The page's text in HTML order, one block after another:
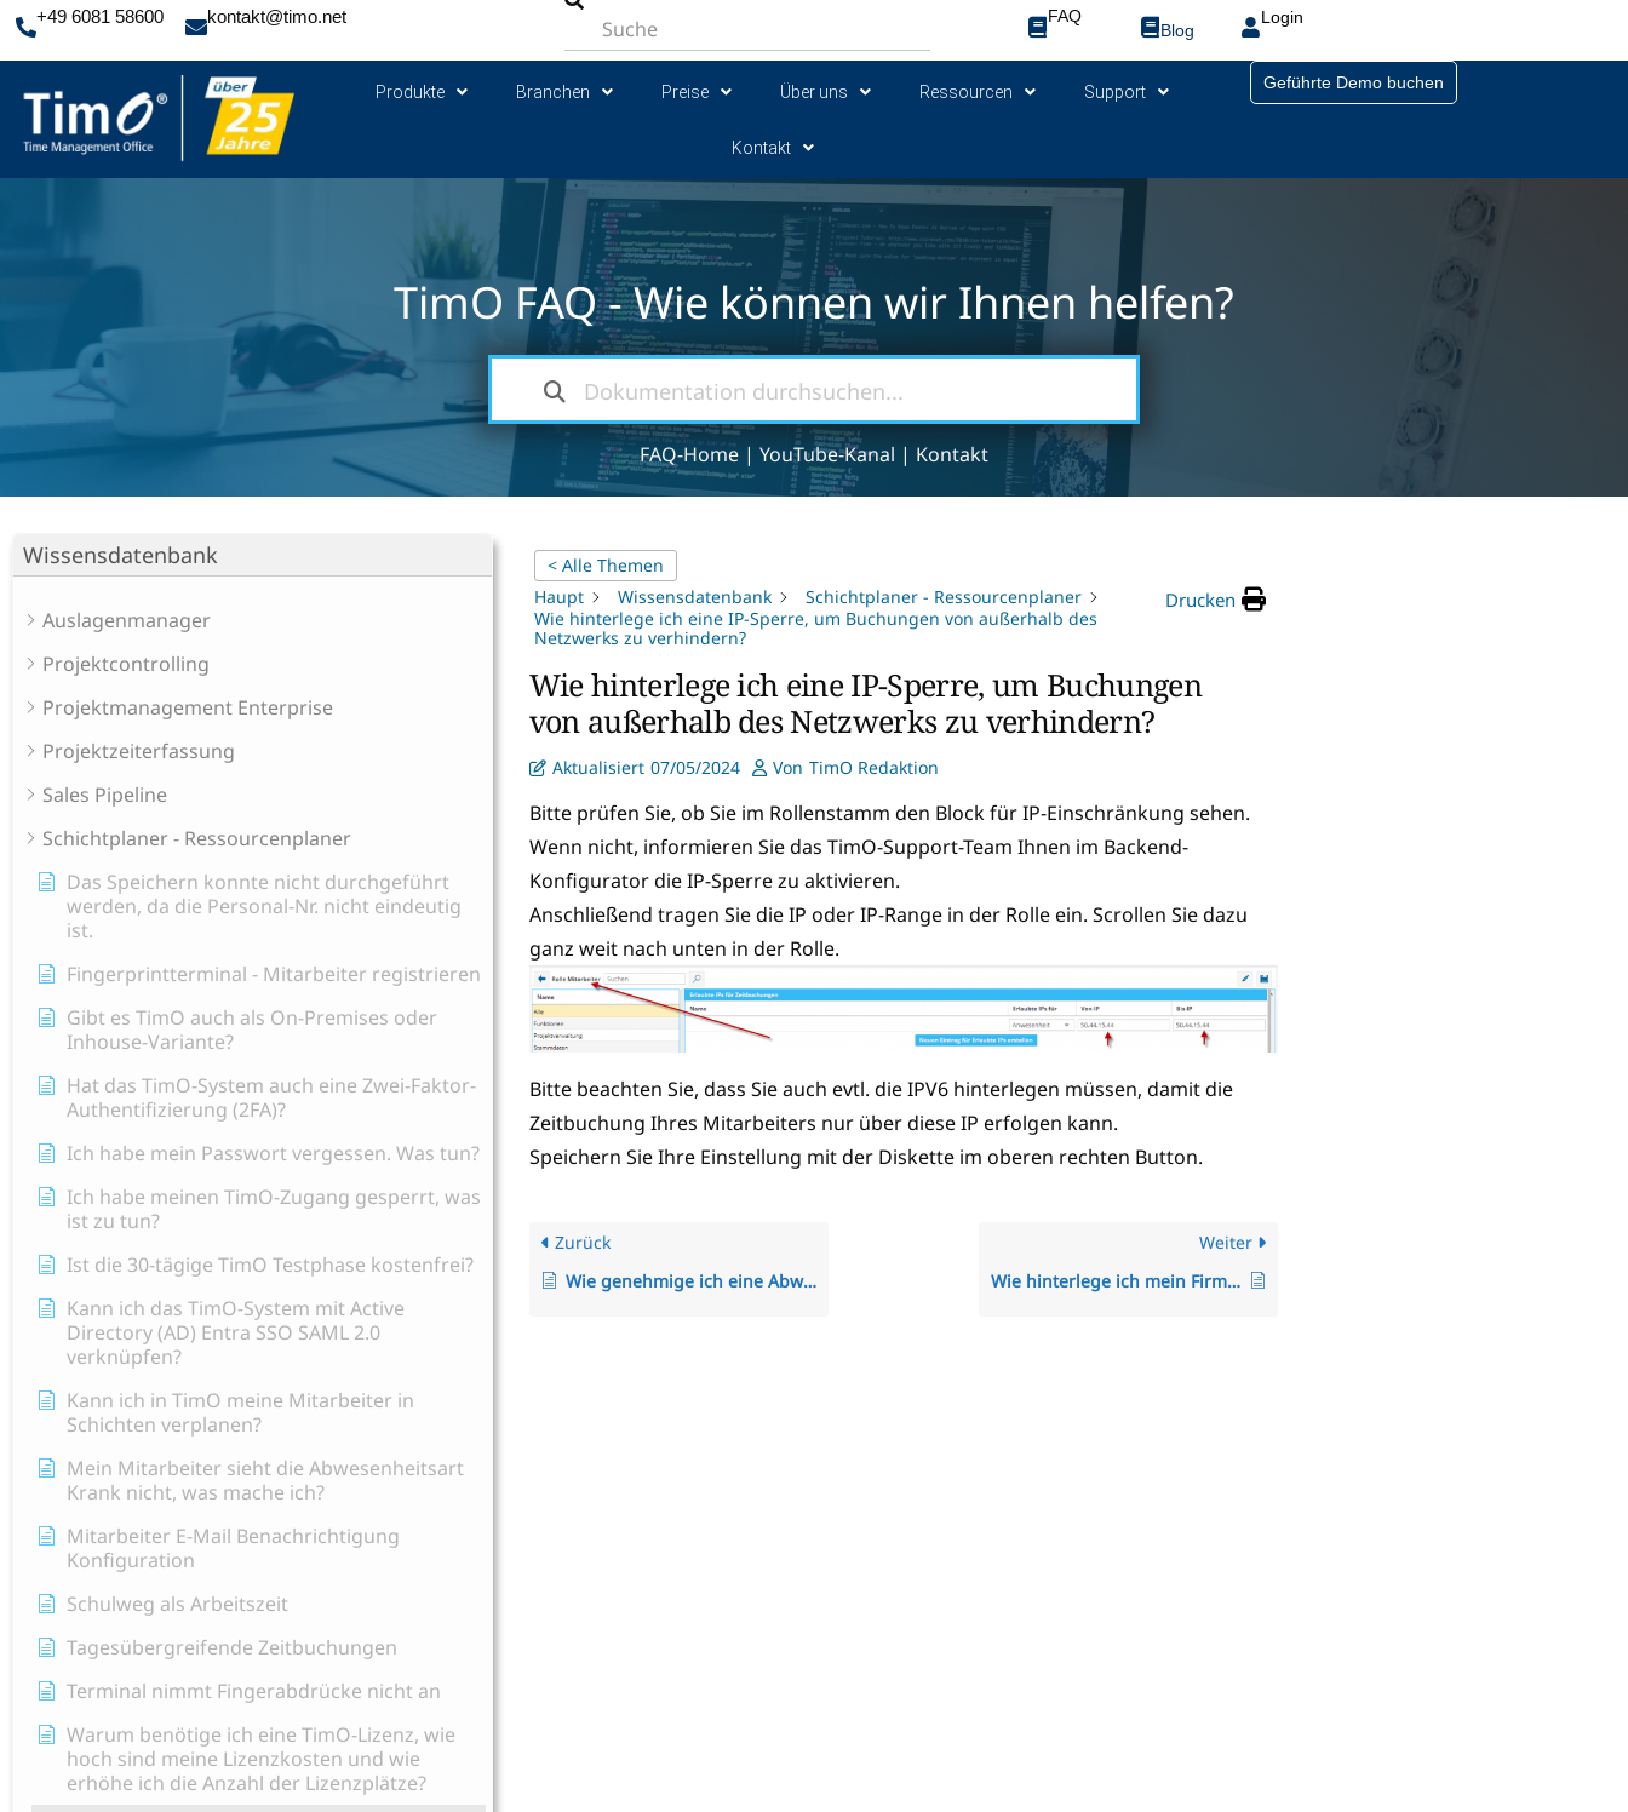
+49 6081 58600 kontakt@timo.net FAQ
Blog
Login
Produkte Branchen Preise Über uns Ressourcen Support
Kontakt
Geführte Demo buchen
TimO FAQ - Wie können wir Ihnen helfen?
FAQ-Home | YouTube-Kanal | Kontakt
Wissensdatenbank
Auslagenmanager
Projektcontrolling
Projektmanagement Enterprise
Projektzeiterfassung
Sales Pipeline
Schichtplaner - Ressourcenplaner
Das Speichern konnte nicht durchgeführt
werden, da die Personal-Nr. nicht eindeutig
ist.
Fingerprintterminal - Mitarbeiter registrieren
Gibt es TimO auch als On-Premises oder
Inhouse-Variante?
Hat das TimO-System auch eine Zwei-Faktor-
Authentifizierung (2FA)?
Ich habe mein Passwort vergessen. Was tun?
Ich habe meinen TimO-Zugang gesperrt, was
ist zu tun?
Ist die 30-tägige TimO Testphase kostenfrei?
Kann ich das TimO-System mit Active
Directory (AD) Entra SSO SAML 2.0
verknüpfen?
Kann ich in TimO meine Mitarbeiter in
Schichten verplanen?
Mein Mitarbeiter sieht die Abwesenheitsart
Krank nicht, was mache ich?
Mitarbeiter E-Mail Benachrichtigung
Konfiguration
Schulweg als Arbeitszeit
Tagesübergreifende Zeitbuchungen
Terminal nimmt Fingerabdrücke nicht an
Warum benötige ich eine TimO-Lizenz, wie
hoch sind meine Lizenzkosten und wie
erhöhe ich die Anzahl der Lizenzplätze?
< Alle Themen
Haupt
Wissensdatenbank
Schichtplaner - Ressourcenplaner
Wie hinterlege ich eine IP-Sperre, um Buchungen von außerhalb des
Netzwerks zu verhindern?
Drucken
Wie hinterlege ich eine IP-Sperre, um Buchungen
von außerhalb des Netzwerks zu verhindern?
Aktualisiert 07/05/2024 Von TimO Redaktion
Bitte prüfen Sie, ob Sie im Rollenstamm den Block für IP-Einschränkung sehen.
Wenn nicht, informieren Sie das TimO-Support-Team Ihnen im Backend-
Konfigurator die IP-Sperre zu aktivieren.
Anschließend tragen Sie die IP oder IP-Range in der Rolle ein. Scrollen Sie dazu
ganz weit nach unten in der Rolle.
Bitte beachten Sie, dass Sie auch evtl. die IPV6 hinterlegen müssen, damit die
Zeitbuchung Ihres Mitarbeiters nur über diese IP erfolgen kann.
Speichern Sie Ihre Einstellung mit der Diskette im oberen rechten Button.
Zurück
Wie genehmige ich eine Abwesenheit?
Weiter
Wie hinterlege ich mein Firmenlogo (Applikationslogo) oder PDF-Logo in TimO?